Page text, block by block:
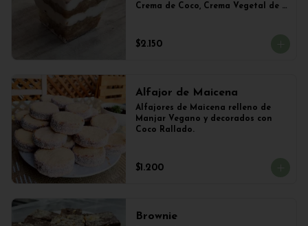
Crema de Coco, Crema Vegetal de
$2.150
Alfajor de Maicena
Alfajores de Maicena relleno de
Manjar Vegano y decorados con
Coco Rallado.
$1.200
Brownie